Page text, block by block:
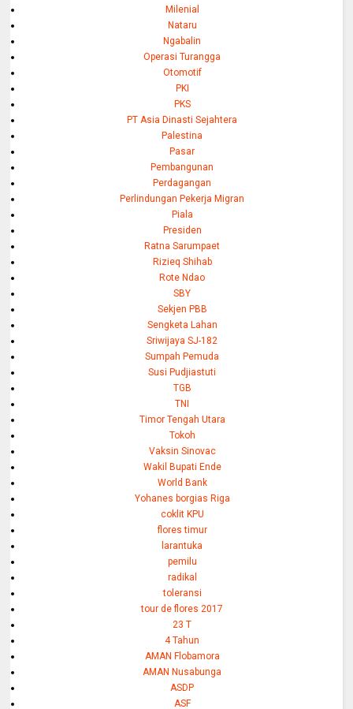
Milenial
Nataru
Ngabalin
Operasi Turangga
Otomotif
PKI
PKS
PT Asia Dinasti Sejahtera
Palestina
Pasar
Pembangunan
Perdagangan
Perlindungan Pekerja Migran
Piala
Presiden
Ratna Sarumpaet
Rizieq Shihab
Rote Ndao
SBY
Sekjen PBB
Sengketa Lahan
Sriwijaya SJ-182
Sumpah Pemuda
Susi Pudjiastuti
TGB
TNI
Timor Tengah Utara
Tokoh
Vaksin Sinovac
Wakil Bupati Ende
World Bank
Yohanes borgias Riga
coklit KPU
flores timur
larantuka
pemilu
radikal
toleransi
tour de flores 2017
23 T
4 Tahun
AMAN Flobamora
AMAN Nusabunga
ASDP
ASF